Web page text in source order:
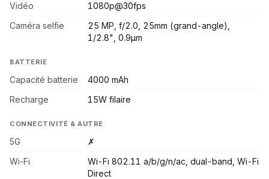
Vidéo
1080p@30fps
Caméra selfie
25 MP, f/2.0, 25mm (grand-angle),
1/2.8", 0.9µm
BATTERIE
Capacité batterie
4000 mAh
Recharge
15W filaire
CONNECTIVITÉ & AUTRE
5G
✗
Wi-Fi
Wi-Fi 802.11 a/b/g/n/ac, dual-band, Wi-Fi
Direct